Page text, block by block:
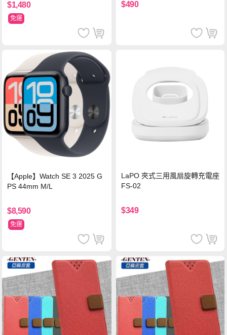
$1,480
免運
$490
【Apple】Watch SE 3 2025 G
PS 44mm M/L
$8,590
免運
LaPO 夾式三用風扇旋轉充電座
FS-02
$349